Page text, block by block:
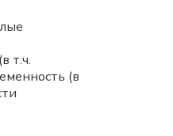
т.ч.
(в